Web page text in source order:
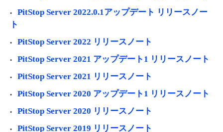
PitStop Server 2022.0.1アップデート リリースノー
ト
PitStop Server 2022 リリースノート
PitStop Server 2021 アップデート1 リリースノート
PitStop Server 2021 リリースノート
PitStop Server 2020 アップデート1 リリースノート
PitStop Server 2020 リリースノート
PitStop Server 2019 リリースノート